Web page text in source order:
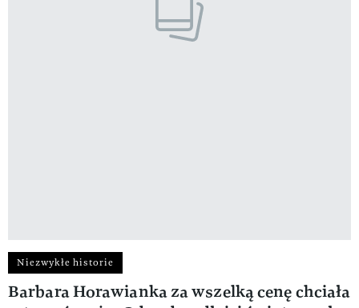
Niezwykłe historie
Barbara Horawianka za wszelką cenę chciała